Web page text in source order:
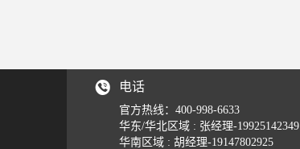
电话
官方热线： 400-998-6633
华东/华北区域 : 张经理-19925142349
华南区域 : 胡经理-19147802925